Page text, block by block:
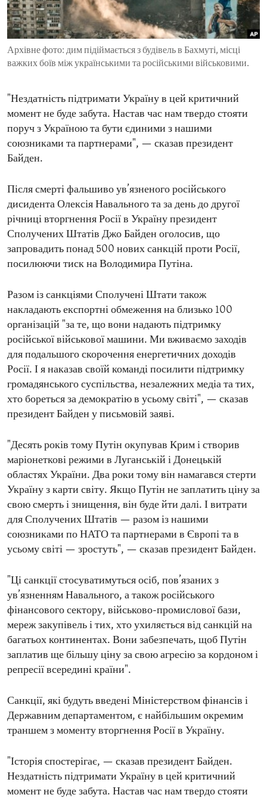
ENVIRONMENT AND HEALTH
IDEALS AND INSTITUTIONS
Архівне фото: дим підіймається з будівель в Бахмуті, місці
важких боїв між українськими та російськими військовими.
"Нездатність підтримати Україну в цей критичний
момент не буде забута. Настав час нам твердо стояти
поруч з Україною та бути єдиними з нашими
союзниками та партнерами", — сказав президент
Байден.
Після смерті фальшиво ув’язненого російського
дисидента Олексія Навального та за день до другої
річниці вторгнення Росії в Україну президент
Сполучених Штатів Джо Байден оголосив, що
запровадить понад 500 нових санкцій проти Росії,
посилюючи тиск на Володимира Путіна.
Разом із санкціями Сполучені Штати також
накладають експортні обмеження на близько 100
організацій "за те, що вони надають підтримку
російської військової машини. Ми вживаємо заходів
для подальшого скорочення енергетичних доходів
Росії. І я наказав своїй команді посилити підтримку
громадянського суспільства, незалежних медіа та тих,
хто бореться за демократію в усьому світі", — сказав
президент Байден у письмовій заяві.
"Десять років тому Путін окупував Крим і створив
маріонеткові режими в Луганській і Донецькій
областях України. Два роки тому він намагався стерти
Україну з карти світу. Якщо Путін не заплатить ціну за
свою смерть і знищення, він буде йти далі. І витрати
для Сполучених Штатів — разом із нашими
союзниками по НАТО та партнерами в Європі та в
усьому світі — зростуть", — сказав президент Байден.
"Ці санкції стосуватимуться осіб, пов’язаних з
ув’язненням Навального, а також російського
фінансового сектору, військово-промислової бази,
мереж закупівель і тих, хто ухиляється від санкцій на
багатьох континентах. Вони забезпечать, щоб Путін
заплатив ще більшу ціну за свою агресію за кордоном і
репресії всередині країни".
Санкції, які будуть введені Міністерством фінансів і
Державним департаментом, є найбільшим окремим
траншем з моменту вторгнення Росії в Україну.
"Історія спостерігає, — сказав президент Байден.
Нездатність підтримати Україну в цей критичний
момент не буде забута. Настав час нам твердо стояти